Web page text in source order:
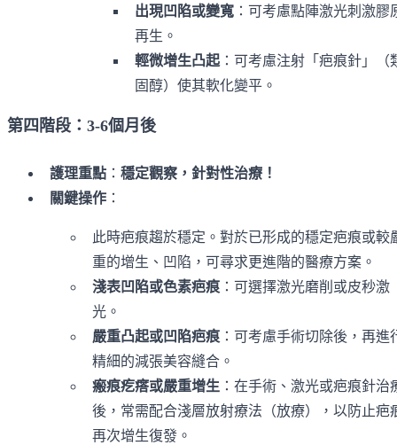
出現凹陷或變寬 ：可考慮點陣激光刺激膠
再生。
輕微增生凸起 ：可考慮注射「疤痕針」（
固醇）使其軟化變平。
第四階段：3-6個月後
護理重點 ： 穩定觀察，針對性治療！
關鍵操作 ：
此時疤痕趨於穩定。對於已形成的穩定疤痕或較
重的增生、凹陷，可尋求更進階的醫療方案。
淺表凹陷或色素疤痕 ：可選擇激光磨削或皮秒激
光。
嚴重凸起或凹陷疤痕 ：可考慮手術切除後，再進
精細的減張美容縫合。
瘢痕疙瘩或嚴重增生 ：在手術、激光或疤痕針治
後，常需配合淺層放射療法（放療），以防止疤
再次增生復發。